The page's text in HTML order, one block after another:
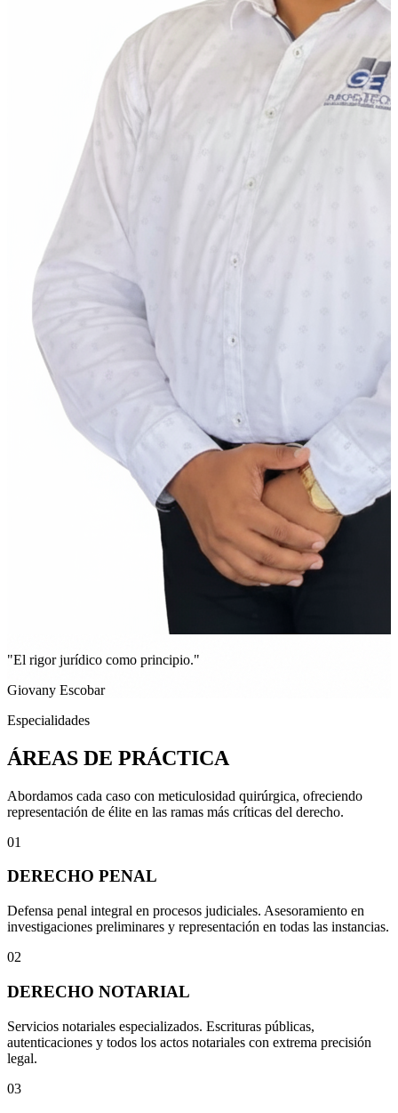
"El rigor jurídico como principio."
Giovany Escobar
Especialidades
ÁREAS DE PRÁCTICA
Abordamos cada caso con meticulosidad quirúrgica, ofreciendo
representación de élite en las ramas más críticas del derecho.
01
DERECHO PENAL
Defensa penal integral en procesos judiciales. Asesoramiento en
investigaciones preliminares y representación en todas las instancias.
02
DERECHO NOTARIAL
Servicios notariales especializados. Escrituras públicas,
autenticaciones y todos los actos notariales con extrema precisión
legal.
03